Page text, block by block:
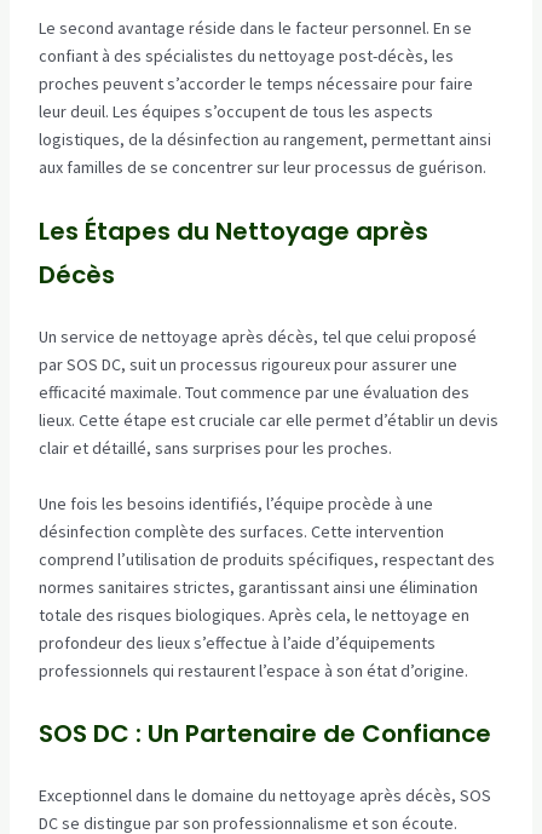
Le second avantage réside dans le facteur personnel. En se
confiant à des spécialistes du nettoyage post-décès, les
proches peuvent s’accorder le temps nécessaire pour faire
leur deuil. Les équipes s’occupent de tous les aspects
logistiques, de la désinfection au rangement, permettant ainsi
aux familles de se concentrer sur leur processus de guérison.
Les Étapes du Nettoyage après
Décès
Un service de nettoyage après décès, tel que celui proposé
par SOS DC, suit un processus rigoureux pour assurer une
efficacité maximale. Tout commence par une évaluation des
lieux. Cette étape est cruciale car elle permet d’établir un devis
clair et détaillé, sans surprises pour les proches.
Une fois les besoins identifiés, l’équipe procède à une
désinfection complète des surfaces. Cette intervention
comprend l’utilisation de produits spécifiques, respectant des
normes sanitaires strictes, garantissant ainsi une élimination
totale des risques biologiques. Après cela, le nettoyage en
profondeur des lieux s’effectue à l’aide d’équipements
professionnels qui restaurent l’espace à son état d’origine.
SOS DC : Un Partenaire de Confiance
Exceptionnel dans le domaine du nettoyage après décès, SOS
DC se distingue par son professionnalisme et son écoute.